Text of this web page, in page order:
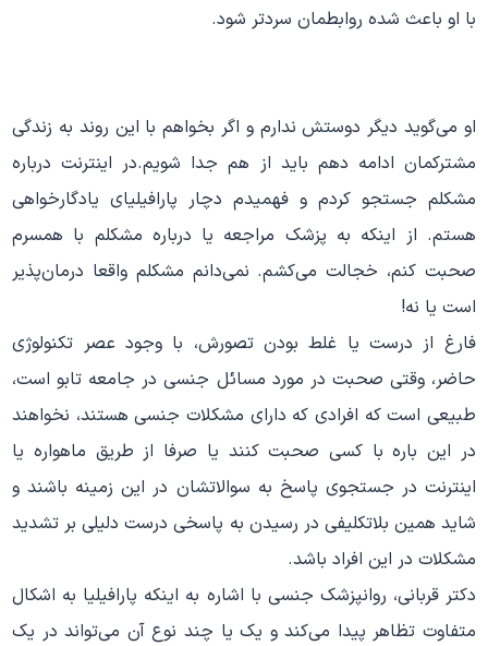
با او باعث شده روابطمان سردتر شود.
او می‌گوید دیگر دوستش ندارم و اگر بخواهم با این روند به زندگی
مشترکمان ادامه دهم باید از هم جدا شویم.در اینترنت درباره
مشکلم جستجو کردم و فهمیدم دچار پارافیلیای یادگارخواهی
هستم. از اینکه به پزشک مراجعه یا درباره مشکلم با همسرم
صحبت کنم، خجالت می‌کشم. نمی‌دانم مشکلم واقعا درمان‌پذیر
است یا نه!
فارغ از درست یا غلط بودن تصورش، با وجود عصر تکنولوژی
حاضر، وقتی صحبت در مورد مسائل جنسی در جامعه تابو است،
طبیعی است که افرادی که دارای مشکلات جنسی هستند، نخواهند
در این باره با کسی صحبت کنند یا صرفا از طریق ماهواره یا
اینترنت در جستجوی پاسخ به سوالاتشان در این زمینه باشند و
شاید همین بلاتکلیفی در رسیدن به پاسخی درست دلیلی بر تشدید
مشکلات در این افراد باشد.
دکتر قربانی، روانپزشک جنسی با اشاره به اینکه پارافیلیا به اشکال
متفاوت تظاهر پیدا می‌کند و یک یا چند نوع آن می‌تواند در یک